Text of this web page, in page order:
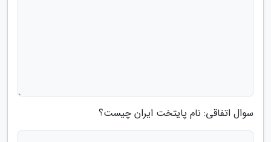
سوال اتفاقی: نام پایتخت ایران چیست؟